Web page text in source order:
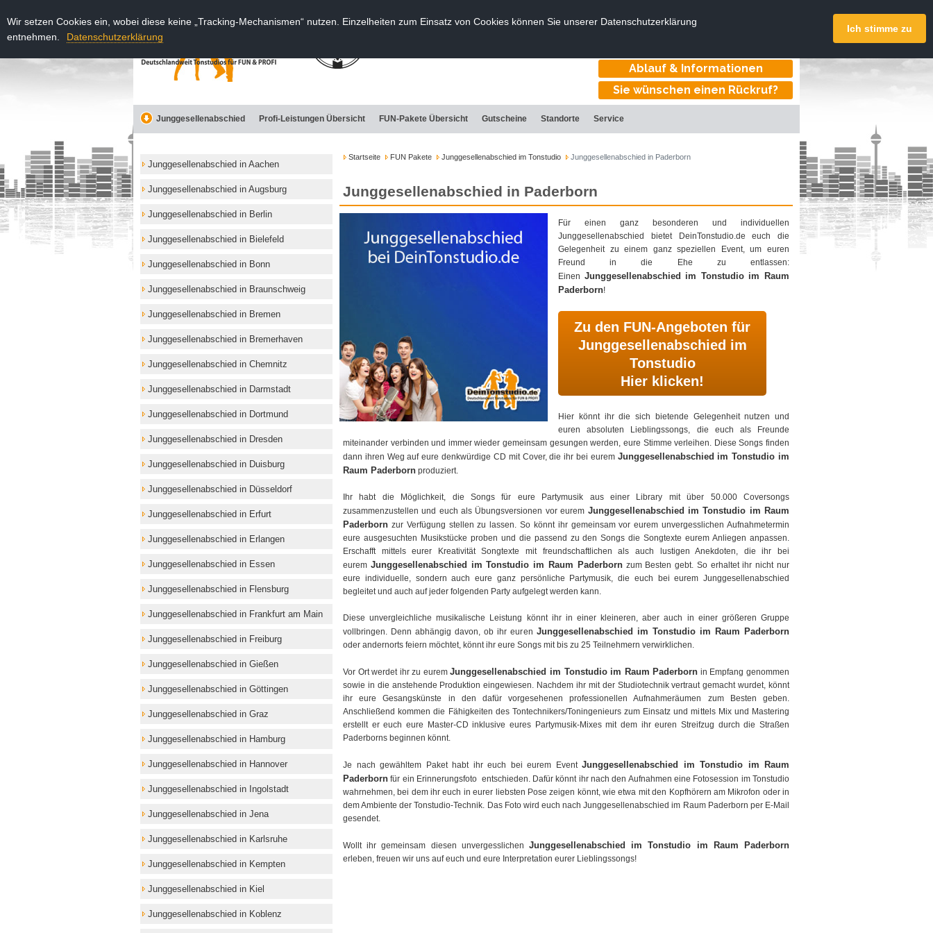
Wir setzen Cookies ein, wobei diese keine „Tracking-Mechanismen“ nutzen. Einzelheiten zum Einsatz von Cookies können Sie unserer Datenschutzerklärung
entnehmen.
Datenschutzerklärung
Ich stimme zu
DeinTonstudio.de
Tonstudios deutschlandweit
Ablauf & Informationen
Sie wünschen einen Rückruf?
Junggesellenabschied Profi-Leistungen Übersicht FUN-Pakete Übersicht Gutscheine Standorte Service
Startseite FUN Pakete Junggesellenabschied im Tonstudio Junggesellenabschied in Paderborn
Junggesellenabschied in Paderborn
Für einen ganz besonderen und individuellen
Junggesellenabschied bietet DeinTonstudio.de euch die
Gelegenheit zu einem ganz speziellen Event, um euren
Freund in die Ehe zu entlassen:
Einen Junggesellenabschied im Tonstudio im Raum
Paderborn!
Zu den FUN-Angeboten für
Junggesellenabschied im
Tonstudio
Hier klicken!
Hier könnt ihr die sich bietende Gelegenheit nutzen und
euren absoluten Lieblingssongs, die euch als Freunde
miteinander verbinden und immer wieder gemeinsam gesungen werden, eure Stimme verleihen. Diese Songs finden
dann ihren Weg auf eure denkwürdige CD mit Cover, die ihr bei eurem Junggesellenabschied im Tonstudio im
Raum Paderborn produziert.
Ihr habt die Möglichkeit, die Songs für eure Partymusik aus einer Library mit über 50.000 Coversongs
zusammenzustellen und euch als Übungsversionen vor eurem Junggesellenabschied im Tonstudio im Raum
Paderborn zur Verfügung stellen zu lassen. So könnt ihr gemeinsam vor eurem unvergesslichen Aufnahmetermin
eure ausgesuchten Musikstücke proben und die passend zu den Songs die Songtexte eurem Anliegen anpassen.
Erschafft mittels eurer Kreativität Songtexte mit freundschaftlichen als auch lustigen Anekdoten, die ihr bei
eurem Junggesellenabschied im Tonstudio im Raum Paderbornzum Besten gebt. So erhaltet ihr nicht nur
eure individuelle, sondern auch eure ganz persönliche Partymusik, die euch bei eurem Junggesellenabschied
begleitet und auch auf jeder folgenden Party aufgelegt werden kann.
Diese unvergleichliche musikalische Leistung könnt ihr in einer kleineren, aber auch in einer größeren Gruppe
vollbringen. Denn abhängig davon, ob ihr euren Junggesellenabschied im Tonstudio im Raum Paderborn
oder andernorts feiern möchtet, könnt ihr eure Songs mit bis zu 25 Teilnehmern verwirklichen.
Vor Ort werdet ihr zu euremJunggesellenabschied im Tonstudio im Raum Paderborn in Empfang genommen
sowie in die anstehende Produktion eingewiesen. Nachdem ihr mit der Studiotechnik vertraut gemacht wurdet, könnt
ihr eure Gesangskünste in den dafür vorgesehenen professionellen Aufnahmeräumen zum Besten geben.
Anschließend kommen die Fähigkeiten des Tontechnikers/Toningenieurs zum Einsatz und mittels Mix und Mastering
erstellt er euch eure Master-CD inklusive eures Partymusik-Mixes mit dem ihr euren Streifzug durch die Straßen
Paderborns beginnen könnt.
Je nach gewähltem Paket habt ihr euch bei eurem Event Junggesellenabschied im Tonstudio im Raum
Paderborn für ein Erinnerungsfoto entschieden. Dafür könnt ihr nach den Aufnahmen eine Fotosession im Tonstudio
wahrnehmen, bei dem ihr euch in eurer liebsten Pose zeigen könnt, wie etwa mit den Kopfhörern am Mikrofon oder in
dem Ambiente der Tonstudio-Technik. Das Foto wird euch nach Junggesellenabschied im Raum Paderborn per E-Mail
gesendet.
Wollt ihr gemeinsam diesen unvergesslichen Junggesellenabschied im Tonstudio im Raum Paderborn
erleben, freuen wir uns auf euch und eure Interpretation eurer Lieblingssongs!
Junggesellenabschied in Aachen
Junggesellenabschied in Augsburg
Junggesellenabschied in Berlin
Junggesellenabschied in Bielefeld
Junggesellenabschied in Bonn
Junggesellenabschied in Braunschweig
Junggesellenabschied in Bremen
Junggesellenabschied in Bremerhaven
Junggesellenabschied in Chemnitz
Junggesellenabschied in Darmstadt
Junggesellenabschied in Dortmund
Junggesellenabschied in Dresden
Junggesellenabschied in Duisburg
Junggesellenabschied in Düsseldorf
Junggesellenabschied in Erfurt
Junggesellenabschied in Erlangen
Junggesellenabschied in Essen
Junggesellenabschied in Flensburg
Junggesellenabschied in Frankfurt am Main
Junggesellenabschied in Freiburg
Junggesellenabschied in Gießen
Junggesellenabschied in Göttingen
Junggesellenabschied in Graz
Junggesellenabschied in Hamburg
Junggesellenabschied in Hannover
Junggesellenabschied in Ingolstadt
Junggesellenabschied in Jena
Junggesellenabschied in Karlsruhe
Junggesellenabschied in Kempten
Junggesellenabschied in Kiel
Junggesellenabschied in Koblenz